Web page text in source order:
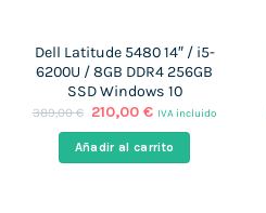
Dell Latitude 5480 14″ / i5-
6200U / 8GB DDR4 256GB
SSD Windows 10
389,00€ El
original
era:
210,00€El
actual
es:
IVA incluido
Añadir al carrito